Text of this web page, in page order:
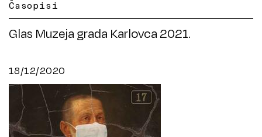
Časopisi
Glas Muzeja grada Karlovca 2021.
18/12/2020